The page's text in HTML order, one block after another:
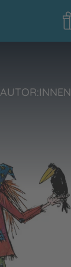
AUTOR:INNEN